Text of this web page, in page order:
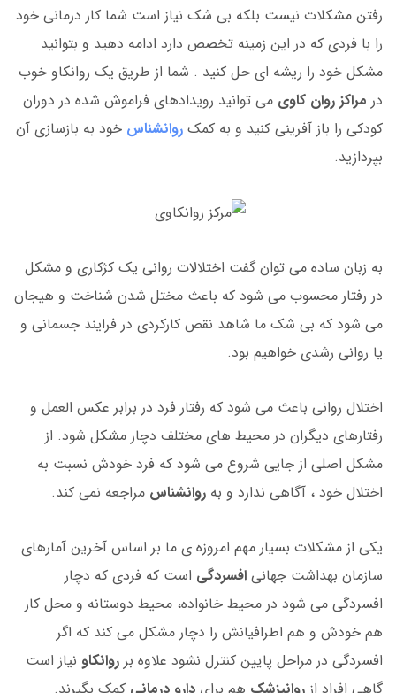
رفتن مشکلات نیست بلکه بی شک نیاز است شما کار درمانی خود
را با فردی که در این زمینه تخصص دارد ادامه دهید و بتوانید
مشکل خود را ریشه ای حل کنید . شما از طریق یک روانکاو خوب
در مراکز روان کاوی می توانید رویدادهای فراموش شده در دوران
کودکی را باز آفرینی کنید و به کمک روانشناس خود به بازسازی آن
بپردازید.
به زبان ساده می توان گفت اختلالات روانی یک کژکاری و مشکل
در رفتار محسوب می شود که باعث مختل شدن شناخت و هیجان
می شود که بی شک ما شاهد نقص کارکردی در فرایند جسمانی و
یا روانی رشدی خواهیم بود.
اختلال روانی باعث می شود که رفتار فرد در برابر عکس العمل و
رفتارهای دیگران در محیط های مختلف دچار مشکل شود. از
مشکل اصلی از جایی شروع می شود که فرد خودش نسبت به
اختلال خود ، آگاهی ندارد و به روانشناس مراجعه نمی کند.
یکی از مشکلات بسیار مهم امروزه ی ما بر اساس آخرین آمارهای
سازمان بهداشت جهانی افسردگی است که فردی که دچار
افسردگی می شود در محیط خانواده، محیط دوستانه و محل کار
هم خودش و هم اطرافیانش را دچار مشکل می کند که اگر
افسردگی در مراحل پایین کنترل نشود علاوه بر روانکاو نیاز است